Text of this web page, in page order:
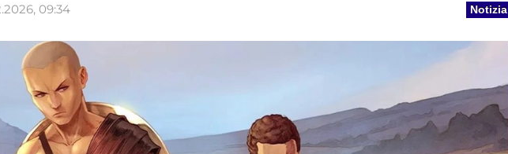
Notizia
09:34